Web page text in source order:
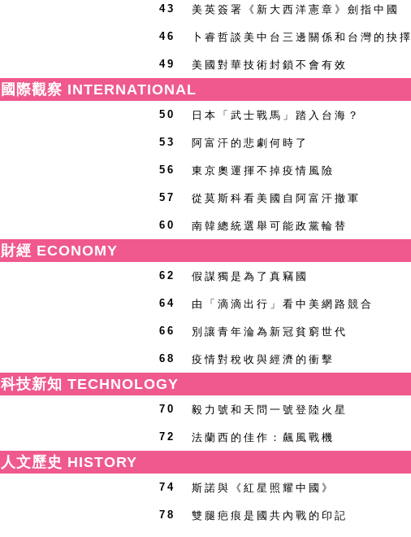
43 美英簽署《新大西洋憲章》劍指中國
46 卜睿哲談美中台三邊關係和台灣的抉擇
49 美國對華技術封鎖不會有效
國際觀察 INTERNATIONAL
50 日本「武士戰馬」踏入台海？
53 阿富汗的悲劇何時了
56 東京奧運揮不掉疫情風險
57 從莫斯科看美國自阿富汗撤軍
60 南韓總統選舉可能政黨輪替
財經 ECONOMY
62 假謀獨是為了真竊國
64 由「滴滴出行」看中美網路競合
66 別讓青年淪為新冠貧窮世代
68 疫情對稅收與經濟的衝擊
科技新知 TECHNOLOGY
70 毅力號和天問一號登陸火星
72 法蘭西的佳作：飆風戰機
人文歷史 HISTORY
74 斯諾與《紅星照耀中國》
78 雙腿疤痕是國共內戰的印記